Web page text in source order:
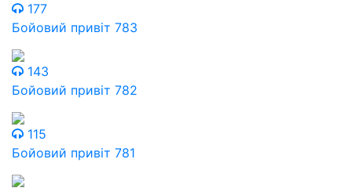
177
Бойовий привіт 783
143
Бойовий привіт 782
115
Бойовий привіт 781